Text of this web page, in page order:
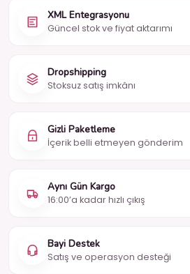
XML Entegrasyonu
Güncel stok ve fiyat aktarımı
Dropshipping
Stoksuz satış imkânı
Gizli Paketleme
İçerik belli etmeyen gönderim
Aynı Gün Kargo
16:00’a kadar hızlı çıkış
Bayi Destek
Satış ve operasyon desteği